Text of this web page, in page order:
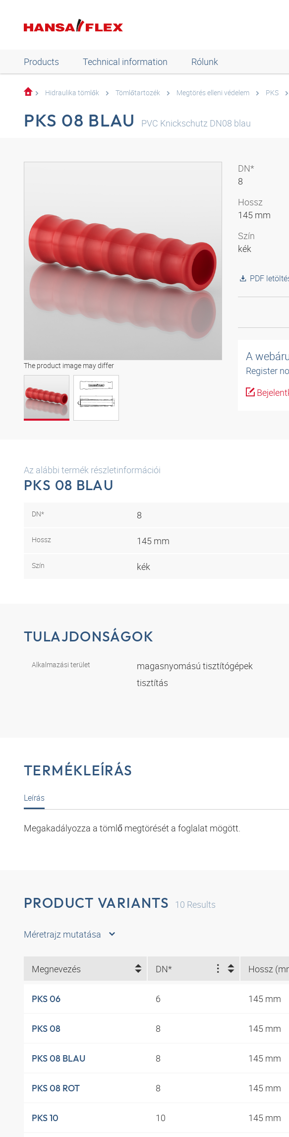
Products Technical information Rólunk
Hidraulika tömlők Tömlőtartozék Megtörés elleni védelem PKS
PKS 08 BLAU PVC Knickschutz DN08 blau
The product image may differ
DN*
8
Hossz
145 mm
Szín
kék
PDF
A
Register
Az alábbi termék részletinformációi
PKS 08 BLAU
DN* 8
Hossz 145 mm
Szín kék
TULAJDONSÁGOK
Alkalmazási terület
magasnyomású tisztítógépek
tisztítás
TERMÉKLEÍRÁS
Leírás
Megakadályozza a tömlő megtörését a foglalat mögött.
PRODUCT VARIANTS 10 Results
Méretrajz mutatása
Megnevezés DN* Hossz
PKS 06 6 145 mm
PKS 08 8 145 mm
PKS 08 BLAU 8 145 mm
PKS 08 ROT 8 145 mm
PKS 10 10 145 mm